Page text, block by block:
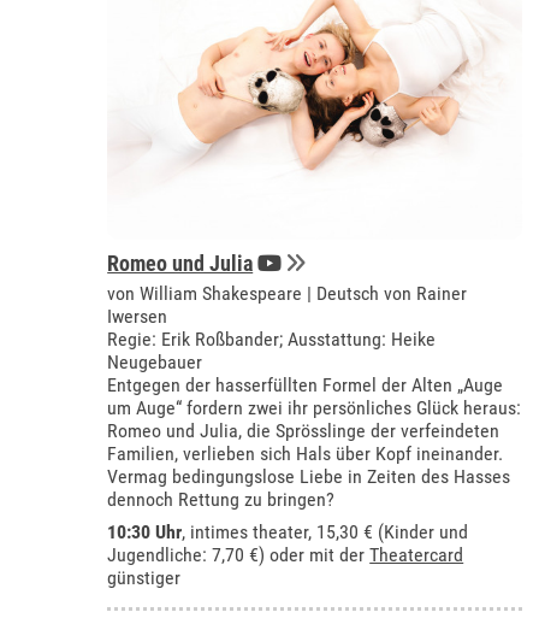
Romeo und Julia
von William Shakespeare | Deutsch von Rainer
Iwersen
Regie: Erik Roßbander; Ausstattung: Heike
Neugebauer
Entgegen der hasserfüllten Formel der Alten „Auge
um Auge“ fordern zwei ihr persönliches Glück heraus:
Romeo und Julia, die Sprösslinge der verfeindeten
Familien, verlieben sich Hals über Kopf ineinander.
Vermag bedingungslose Liebe in Zeiten des Hasses
dennoch Rettung zu bringen?
10:30 Uhr, intimes theater, 15,30 € (Kinder und
Jugendliche: 7,70 €) oder mit derTheatercard
günstiger